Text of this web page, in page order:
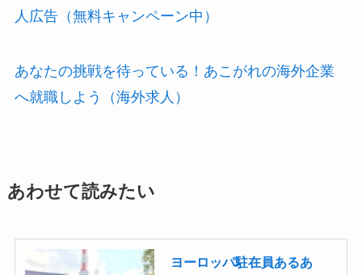
人広告（無料キャンペーン中）
あなたの挑戦を待っている！あこがれの海外企業
へ就職しよう（海外求人）
あわせて読みたい
ヨーロッパ駐在員あるあ